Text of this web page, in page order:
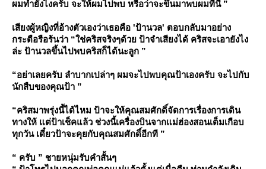
ผมทำยังไงครับ จะให้ผมไปพบ หรือว่าจะขึ้นมาพบผมที่นี่ ”
เสียงผู้หญิงที่อ้างตัวเองว่าเธอคือ 'ป้านวล' ตอบกลับมาอย่าง
กระตือรือร้นว่า “ใช่คริสจริงๆด้วย ป้าจำเสียงได้ คริสจะเอายังไง
ล่ะ ป้านวลขึ้นไปพบคริสก็ได้นะลูก ”
“อย่าเลยครับ ลำบากเปล่าๆ ผมจะไปพบคุณป้าเองครับ จะไปกับ
นักสืบของคุณป้า ”
“คริสมาพรุ่งนี้ได้ไหม ป้าจะให้คุณสมศักดิ์จัดการเรื่องการเดิน
ทางให้ แต่ป้าเช็คแล้ว ช่วงนี้เครื่องบินจากแม่ฮ่องสอนเต็มเกือบ
ทุกวัน เดี๋ยวป้าจะคุยกับคุณสมศักดิ์อีกที ”
“ ครับ ” ชายหนุ่มรับคำสั้นๆ